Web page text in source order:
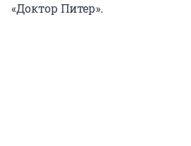
«Доктор Питер».